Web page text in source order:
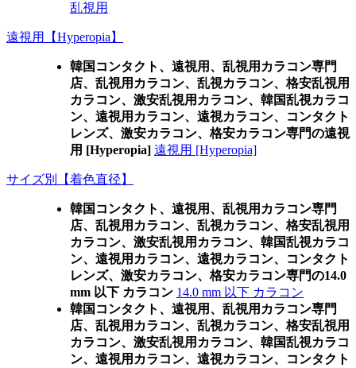
乱視用
遠視用【Hyperopia】
韓国コンタクト、遠視用、乱視用カラコン専門
店、乱視用カラコン、乱視カラコン、格安乱視用
カラコン、激安乱視用カラコン、韓国乱視カラコ
ン、遠視用カラコン、遠視カラコン、コンタクト
レンズ、激安カラコン、格安カラコン専門の遠視
用 [Hyperopia] 遠視用 [Hyperopia]
サイズ別【着色直径】
韓国コンタクト、遠視用、乱視用カラコン専門
店、乱視用カラコン、乱視カラコン、格安乱視用
カラコン、激安乱視用カラコン、韓国乱視カラコ
ン、遠視用カラコン、遠視カラコン、コンタクト
レンズ、激安カラコン、格安カラコン専門の14.0
mm 以下 カラコン 14.0 mm 以下 カラコン
韓国コンタクト、遠視用、乱視用カラコン専門
店、乱視用カラコン、乱視カラコン、格安乱視用
カラコン、激安乱視用カラコン、韓国乱視カラコ
ン、遠視用カラコン、遠視カラコン、コンタクト